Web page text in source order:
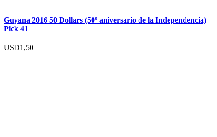
Guyana 2016 50 Dollars (50º aniversario de la Independencia)
Pick 41
USD1,50